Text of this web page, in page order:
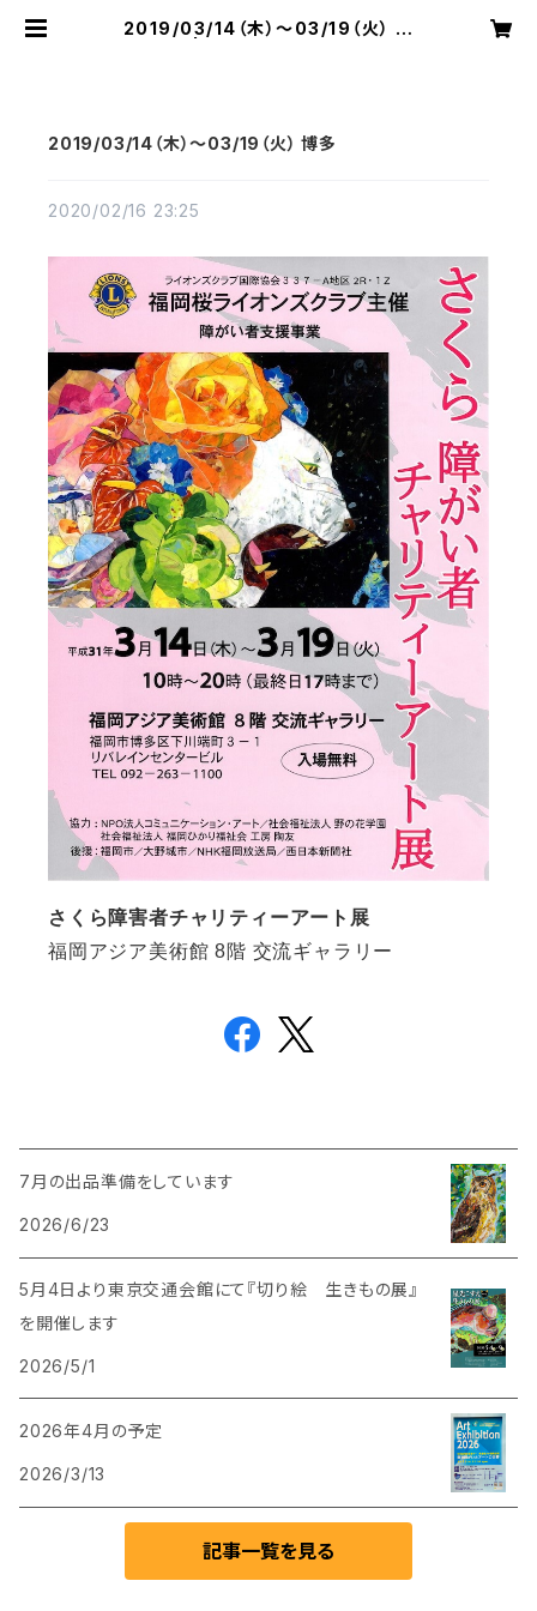
2019/03/14（木）～03/19（火） 博
2019/03/14（木）～03/19（火） 博多
2020/02/16 23:25
さくら障害者チャリティーアート展
福岡アジア美術館 8階 交流ギャラリー
7月の出品準備をしています
2026/6/23
5月4日より東京交通会館にて『切り絵 生きもの展』
を開催します
2026/5/1
2026年4月の予定
2026/3/13
記事一覧を見る